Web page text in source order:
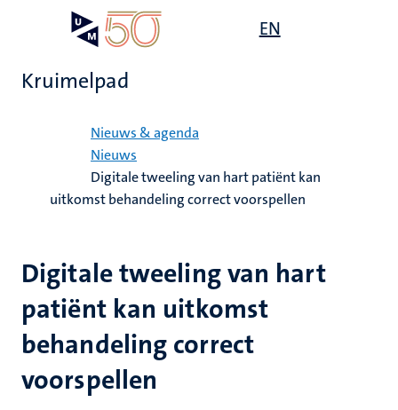
EN
Kruimelpad
Nieuws & agenda
Nieuws
Digitale tweeling van hart patiënt kan
uitkomst behandeling correct voorspellen
Digitale tweeling van hart
patiënt kan uitkomst
behandeling correct
voorspellen